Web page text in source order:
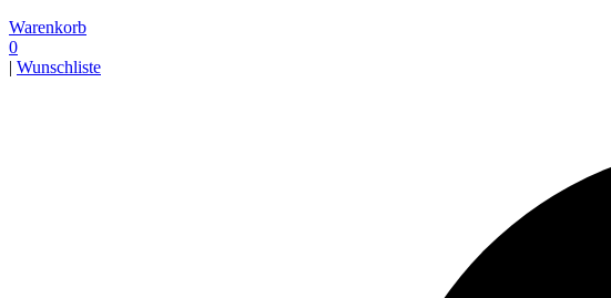
Warenkorb
0
| Wunschliste